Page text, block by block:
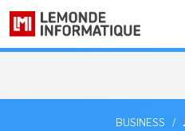
BUSINESS /